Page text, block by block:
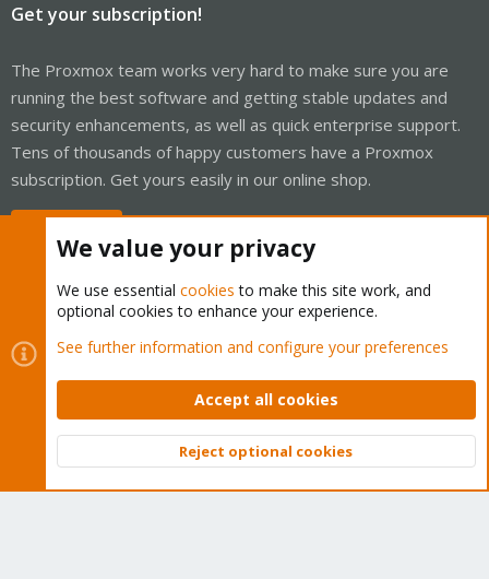
Get your subscription!
The Proxmox team works very hard to make sure you are
running the best software and getting stable updates and
security enhancements, as well as quick enterprise support.
Tens of thousands of happy customers have a Proxmox
subscription. Get yours easily in our online shop.
Cookies
Proxmox Support Forum - Light Mode
Contact us
Terms and rules Privacy policy Help Home
Community platform by XenForo © 2010-2026 XenForo Ltd.
Top
We value your privacy
We use essential cookies to make this site work, and
optional cookies to enhance your experience.
See further information and configure your preferences
Accept all cookies
Reject optional cookies